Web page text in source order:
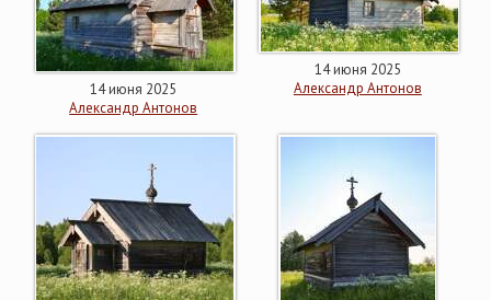
14 июня 2025
Александр Антонов
14 июня 2025
Александр Антонов